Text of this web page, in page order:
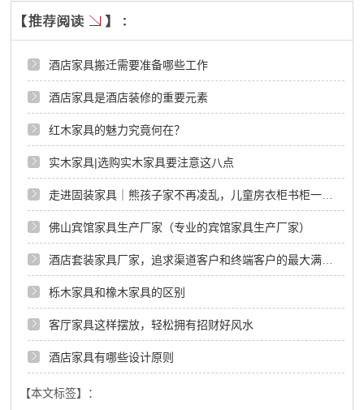
酒店家具搬迁需要准备哪些工作
酒店家具是酒店装修的重要元素
红木家具的魅力究竟何在？
实木家具|选购实木家具要注意这八点
佛山宾馆家具生产厂家（专业的宾馆家具生产厂家）
栎木家具和橡木家具的区别
客厅家具这样摆放，轻松拥有招财好风水
酒店家具有哪些设计原则
【本文标签】：